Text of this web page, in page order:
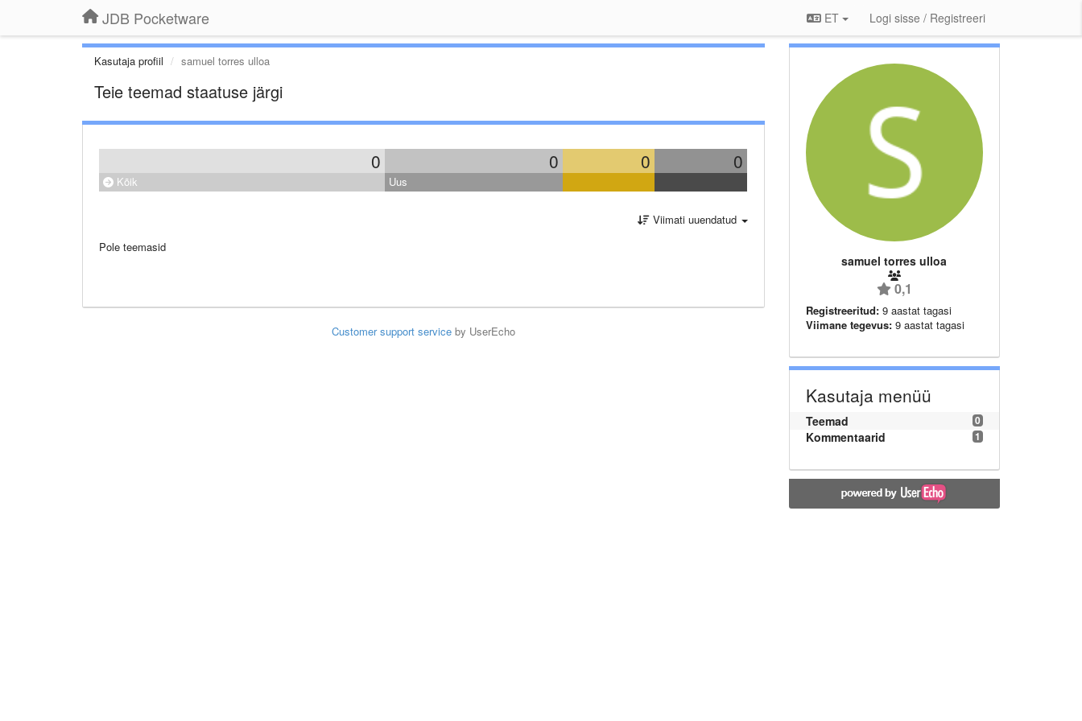
JDB Pocketware ET Logi sisse / Registreeri
Kasutaja profiil samuel torres ulloa
Teie teemad staatuse järgi
0 0 0 0
Kõik Uus
Viimati uuendatud
Pole teemasid
Customer support serviceby UserEcho
samuel torres ulloa
0,1
Registreeritud: 9 aastat tagasi
Viimane tegevus: 9 aastat tagasi
Kasutaja menüü
0
Teemad
1
Kommentaarid